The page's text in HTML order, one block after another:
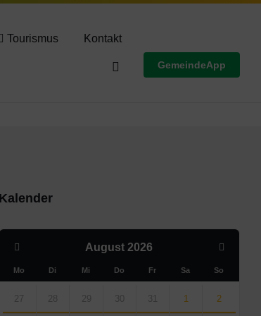
Tourismus Kontakt
GemeindeApp
Kalender
August2026
Previous
Month
Next
Mo Di Mi Do Fr Sa So
calendar
days
27 28 29 30 31 1 2